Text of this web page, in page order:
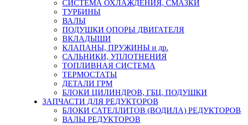
СИСТЕМА ОХЛАЖДЕНИЯ, СМАЗКИ
ТУРБИНЫ
ВАЛЫ
ПОДУШКИ ОПОРЫ ДВИГАТЕЛЯ
ВКЛАДЫШИ
КЛАПАНЫ, ПРУЖИНЫ и др.
САЛЬНИКИ, УПЛОТНЕНИЯ
ТОПЛИВНАЯ СИСТЕМА
ТЕРМОСТАТЫ
ДЕТАЛИ ГРМ
БЛОКИ ЦИЛИНДРОВ, ГБЦ, ПОДУШКИ
ЗАПЧАСТИ ДЛЯ РЕДУКТОРОВ
БЛОКИ САТЕЛЛИТОВ (ВОДИЛА) РЕДУКТОРОВ
ВАЛЫ РЕДУКТОРОВ